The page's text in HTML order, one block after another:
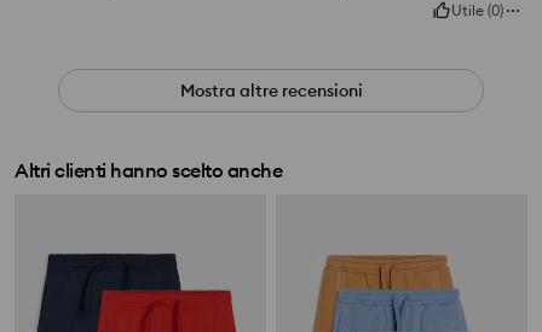
Utile (0)
Mostra altre recensioni
Altri clienti hanno scelto anche